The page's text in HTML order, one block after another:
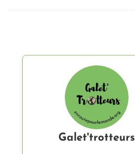
Galet'trotteurs